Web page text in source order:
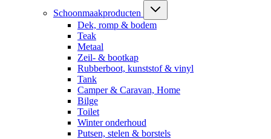
Schoonmaakproducten
Dek, romp & bodem
Teak
Metaal
Zeil- & bootkap
Rubberboot, kunststof & vinyl
Tank
Camper & Caravan, Home
Bilge
Toilet
Winter onderhoud
Putsen, stelen & borstels